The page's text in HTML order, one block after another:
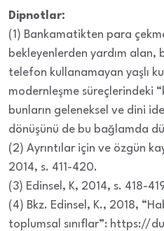
Dipnotlar:
(1) Bankamatikten para
bekleyenlerden yardım alan,
telefon kullanamayan yaşlı
modernleşme süreçlerindeki
bunların geleneksel ve dini
dönüşünü de bu bağlamda
(2) Ayrıntılar için ve özgün
2014, s. 411-420.
(3) Edinsel, K, 2014, s. 418-
(4) Bkz. Edinsel, K., 2018,
toplumsal sınıflar”: https://